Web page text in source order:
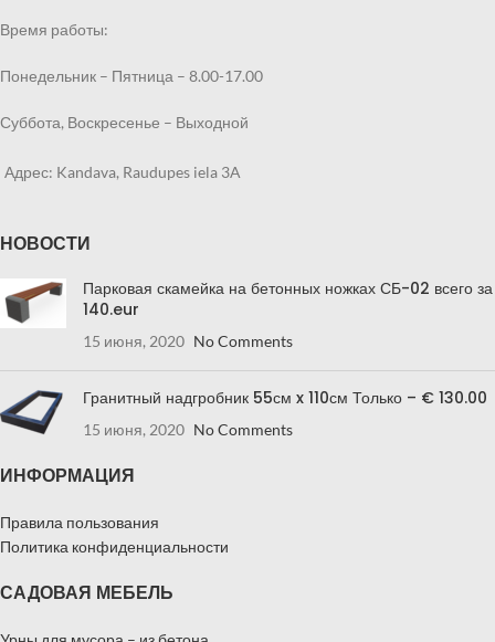
Время работы:
Понедельник – Пятница – 8.00-17.00
Суббота, Воскресенье – Выходной
Адрес: Kandava, Raudupes iela 3A
НОВОСТИ
Парковая скамейка на бетонных ножках СБ-02 всего за
140.eur
15 июня, 2020 No Comments
Гранитный надгробник 55см x 110см Только – € 130.00
15 июня, 2020 No Comments
ИНФОРМАЦИЯ
Правила пользования
Политика конфиденциальности
САДОВАЯ МЕБЕЛЬ